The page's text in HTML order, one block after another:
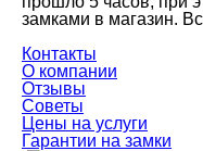
замками в магазин.
Контакты
О компании
Отзывы
Советы
Цены на услуги
Гарантии на замки